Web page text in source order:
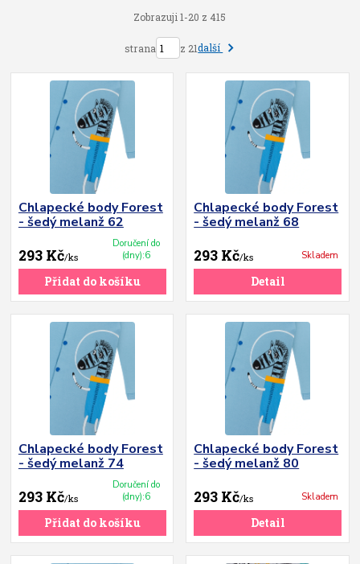
Zobrazuji 1-20 z 415
strana z 21další
Chlapecké body Forest
- šedý melanž 62
293 Kč/ks
Doručení do
(dny):6
Přidat do košíku
Chlapecké body Forest
- šedý melanž 68
293 Kč/ks Skladem
Detail
Chlapecké body Forest
- šedý melanž 74
293 Kč/ks
Doručení do
(dny):6
Přidat do košíku
Chlapecké body Forest
- šedý melanž 80
293 Kč/ks Skladem
Detail